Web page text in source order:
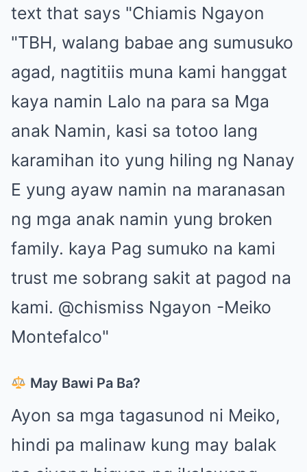
May Bawi Pa Ba?
Ayon sa mga tagasunod ni Meiko,
hindi pa malinaw kung may balak